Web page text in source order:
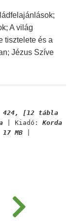
A világ
tisztelete és a
Jézus Szíve
424, [12 tábla
| Kiadó: Korda
17 MB